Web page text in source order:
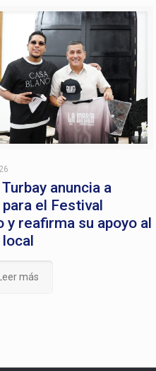
anuncia a
el Festival
y reafirma su apoyo al
Leer más